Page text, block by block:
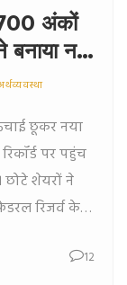
700 अंकों
नया
छूकर नया
पर पहुंच
छोटे शेयरों ने
रिजर्व के
12